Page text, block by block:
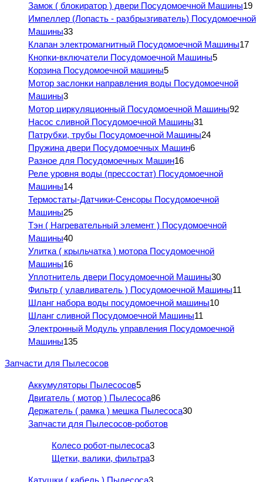
Замок ( блокиратор ) двери Посудомоечной Машины19
Импеллер (Лопасть - разбрызгиватель) Посудомоечной
Машины33
Клапан электромагнитный Посудомоечной Машины17
Кнопки-включатели Посудомоечной Машины5
Корзина Посудомоечной машины5
Мотор заслонки направления воды Посудомоечной
Машины3
Мотор циркуляционный Посудомоечной Машины92
Насос сливной Посудомоечной Машины31
Патрубки, трубы Посудомоечной Машины24
Пружина двери Посудомоечных Машин6
Разное для Посудомоечных Машин16
Реле уровня воды (прессостат) Посудомоечной
Машины14
Термостаты-Датчики-Сенсоры Посудомоечной
Машины25
Тэн ( Нагревательный элемент ) Посудомоечной
Машины40
Улитка ( крыльчатка ) мотора Посудомоечной
Машины16
Уплотнитель двери Посудомоечной Машины30
Фильтр ( улавливатель ) Посудомоечной Машины11
Шланг набора воды посудомоечной машины10
Шланг сливной Посудомоечной Машины11
Электронный Модуль управления Посудомоечной
Машины135
Запчасти для Пылесосов
Аккумуляторы Пылесосов5
Двигатель ( мотор ) Пылесоса86
Держатель ( рамка ) мешка Пылесоса30
Запчасти для Пылесосов-роботов
Колесо робот-пылесоса3
Щетки, валики, фильтра3